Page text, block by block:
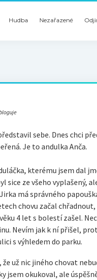
Hudba Nezařazené
sebe. Dnes chci
Je to andulka Anča.
kterému jsem dal
sice ze všeho vyplašený,
má správného
chovu začal
4 let s bolestí zašel.
Nevím jak k ní přišel,
s výhledem do parku.
už nic jiného chovat
jsem okukoval, ale